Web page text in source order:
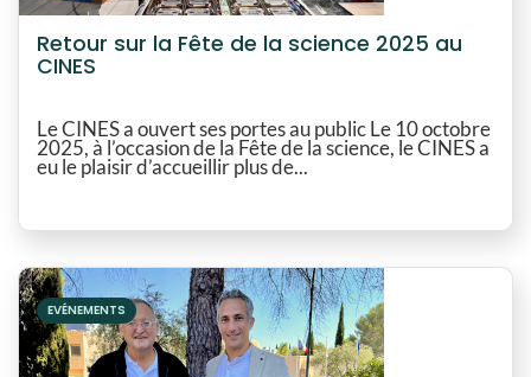
Retour sur la Fête de la science 2025 au
CINES
Le CINES a ouvert ses portes au public Le 10 octobre
2025, à l’occasion de la Fête de la science, le CINES a
eu le plaisir d’accueillir plus de...
EVÉNEMENTS